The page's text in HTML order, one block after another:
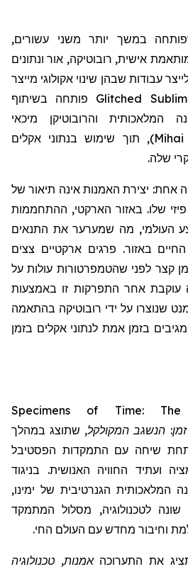
במשך יותר משני עשורים,
אישית, רובוטיקה, אור ונתונים
עבודות שבהן שינוי אקולוגי מייצר
Glitched פותחה בשיתוף
המלאכותית והרובוטיקן
מיכאי
), תוך שימוש בנתוני אקלים
שלה.
אחת: יצירת האמנות אינה תיאור של
פיזי שלו. באזור הארקטי, ההתחממות
העולמי, מה שמערער את התנאים
באזור. פרגים ארקטיים צצים
קצר לפני שהטמפרטורות עולות על
עוקבת אחר התפרקות זו באמצעות
שנוצרו על ידי רובוטיקה בהתאמה
בזמן אמת לנתוני אקלים בזמן
Specimens of Time: The
הנשגב המקולקל, שתוצג במהלך
2026, פותחת שיחה עם התמקדות הפסטיבל
ועתיד החוויה האנושית. בניגוד
המלאכותית הגנרטיבית של ימינו,
לטכנולוגיה, מסלול המתמקד
וחיבור מחדש עם העולם החי.
את התערוכה אמנות, טכנולוגיה